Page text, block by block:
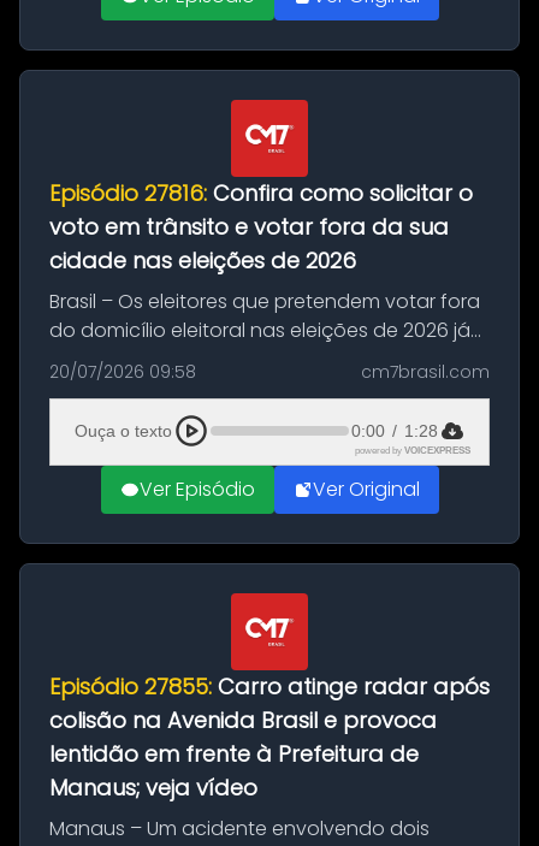
Episódio 27816: Confira como solicitar o
voto em trânsito e votar fora da sua
cidade nas eleições de 2026
Brasil – Os eleitores que pretendem votar fora
do domicílio eleitoral nas eleições de 2026 já
podem solicitar o voto em trânsito a partir
desta segunda-feira (20). O pedido pode ser
feito até 20 de ag...
20/07/2026 09:58 cm7brasil.com
Ouça o texto 0:00 / 1:28
powered by VOICEXPRESS
Ver Episódio Ver Original
Episódio 27855: Carro atinge radar após
colisão na Avenida Brasil e provoca
lentidão em frente à Prefeitura de
Manaus; veja vídeo
Manaus – Um acidente envolvendo dois